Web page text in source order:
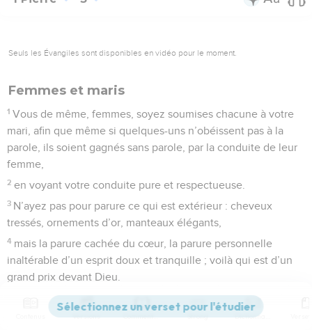
Seuls les Évangiles sont disponibles en vidéo pour le moment.
Femmes et maris
1 Vous de même, femmes, soyez soumises chacune à votre
mari, afin que même si quelques-uns n’obéissent pas à la
parole, ils soient gagnés sans parole, par la conduite de leur
femme,
2 en voyant votre conduite pure et respectueuse.
3 N’ayez pas pour parure ce qui est extérieur : cheveux
tressés, ornements d’or, manteaux élégants,
4 mais la parure cachée du cœur, la parure personnelle
inaltérable d’un esprit doux et tranquille ; voilà qui est d’un
grand prix devant Dieu.
Ainsi se paraient autrefois les saintes femmes qui
espéraient en Dieu, soumises à leur mari,
Versions Commentaires Strong